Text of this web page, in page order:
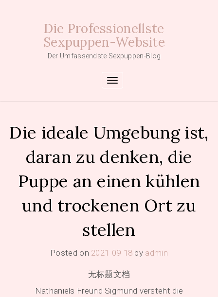
Die Professionellste
Sexpuppen-Website
Der Umfassendste Sexpuppen-Blog
Toggle navigation
Die ideale Umgebung ist,
daran zu denken, die
Puppe an einen kühlen
und trockenen Ort zu
stellen
Posted on 2021-09-18 by admin
无标题文档
Nathaniels Freund Sigmund versteht die